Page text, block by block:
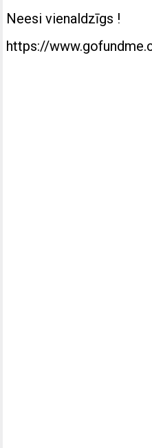
Neesi vienaldzīgs !
https://